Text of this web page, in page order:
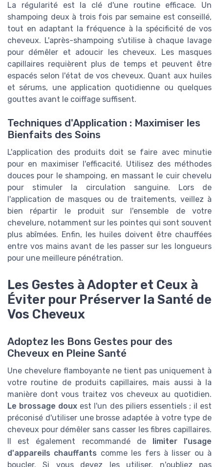
La régularité est la clé d'une routine efficace. Un
shampoing deux à trois fois par semaine est conseillé,
tout en adaptant la fréquence à la spécificité de vos
cheveux. L'après-shampoing s'utilise à chaque lavage
pour démêler et adoucir les cheveux. Les masques
capillaires requièrent plus de temps et peuvent être
espacés selon l'état de vos cheveux. Quant aux huiles
et sérums, une application quotidienne ou quelques
gouttes avant le coiffage suffisent.
Techniques d'Application : Maximiser les
Bienfaits des Soins
L'application des produits doit se faire avec minutie
pour en maximiser l'efficacité. Utilisez des méthodes
douces pour le shampoing, en massant le cuir chevelu
pour stimuler la circulation sanguine. Lors de
l'application de masques ou de traitements, veillez à
bien répartir le produit sur l'ensemble de votre
chevelure, notamment sur les pointes qui sont souvent
plus abîmées. Enfin, les huiles doivent être chauffées
entre vos mains avant de les passer sur les longueurs
pour une meilleure pénétration.
Les Gestes à Adopter et Ceux à
Éviter pour Préserver la Santé de
Vos Cheveux
Adoptez les Bons Gestes pour des
Cheveux en Pleine Santé
Une chevelure flamboyante ne tient pas uniquement à
votre routine de produits capillaires, mais aussi à la
manière dont vous traitez vos cheveux au quotidien.
Le brossage doux est l'un des piliers essentiels ; il est
préconisé d'utiliser une brosse adaptée à votre type de
cheveux pour démêler sans casser les fibres capillaires.
Il est également recommandé delimiter l'usage
d'appareils chauffants comme les fers à lisser ou à
boucler. Si vous devez les utiliser, n'oubliez pas